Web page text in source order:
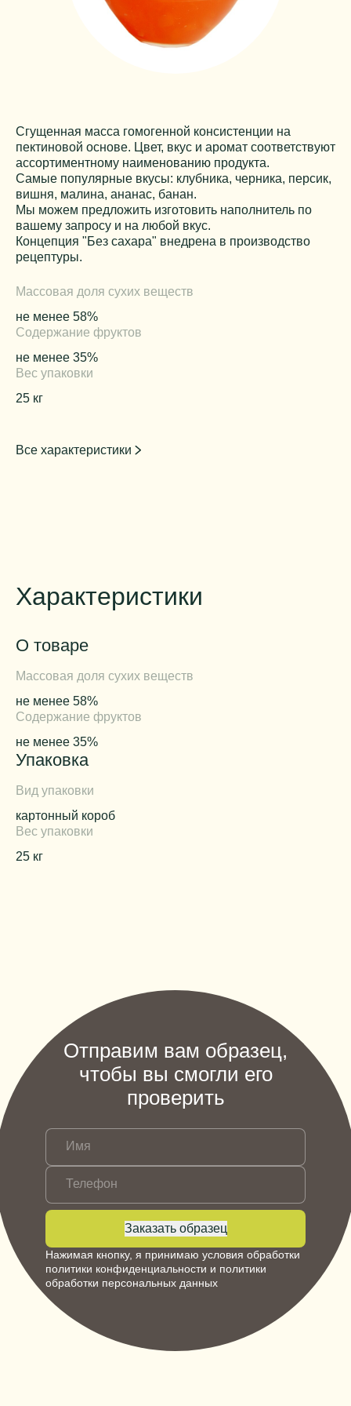
Сгущенная масса гомогенной консистенции на
пектиновой основе. Цвет, вкус и аромат соответствуют
ассортиментному наименованию продукта.
Самые популярные вкусы: клубника, черника, персик,
вишня, малина, ананас, банан.
Мы можем предложить изготовить наполнитель по
вашему запросу и на любой вкус.
Концепция "Без сахара" внедрена в производство
рецептуры.
Массовая доля сухих веществ
не менее 58%
Содержание фруктов
не менее 35%
Вес упаковки
25 кг
Все характеристики
Характеристики
О товаре
Массовая доля сухих веществ
не менее 58%
Содержание фруктов
не менее 35%
Упаковка
Вид упаковки
картонный короб
Вес упаковки
25 кг
Отправим вам образец,
чтобы вы смогли его
проверить
Имя
Телефон
Заказать образец
Нажимая кнопку, я принимаю условия обработки
политики конфиденциальности и политики
обработки персональных данных